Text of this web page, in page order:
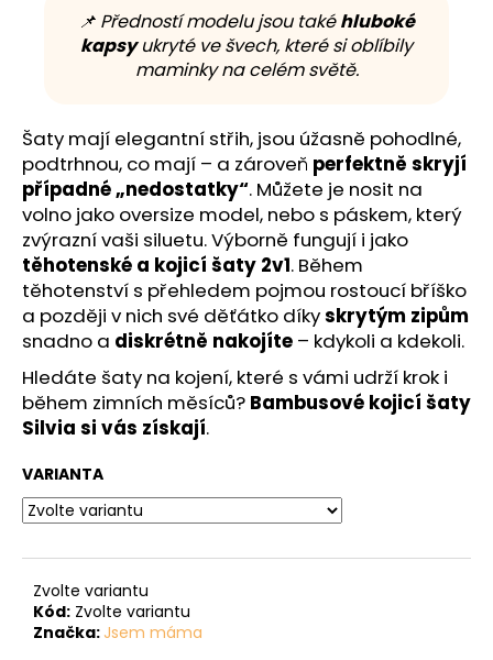
📌 Předností modelu jsou takéhluboké
kapsyukryté ve švech, které si oblíbily
maminky na celém světě.
Šaty mají elegantní střih, jsou úžasně pohodlné,
podtrhnou, co mají – a zároveň perfektně skryjí
případné „nedostatky“. Můžete je nosit na
volno jako oversize model, nebo s páskem, který
zvýrazní vaši siluetu. Výborně fungují i jako
těhotenské a kojicí šaty 2v1. Během
těhotenství s přehledem pojmou rostoucí bříško
a později v nich své děťátko díkyskrytým zipům
snadno a diskrétně nakojíte – kdykoli a kdekoli.
Hledáte šaty na kojení, které s vámi udrží krok i
během zimních měsíců? Bambusové kojicí šaty
Silvia si vás získají.
VARIANTA
Zvolte variantu
Kód: Zvolte variantu
Značka: Jsem máma